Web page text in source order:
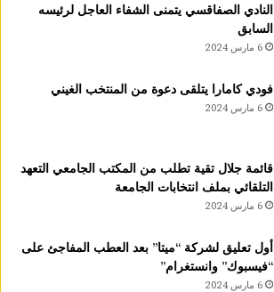
النادي الصفاقسي يتمنى الشفاء العاجل لرئيسه
السابق
6 مارس 2024
فودي كامارا يتلقى دعوة من المنتخب الغيني
6 مارس 2024
قائمة جلال تقية تطلب من المكتب الجامعي التعهد
التلقائي بملف انتخابات الجامعة
6 مارس 2024
أول تعليق لشركة “ميتا” بعد العطب المفاجئ على
“فيسبوك” وانستغرام”
6 مارس 2024